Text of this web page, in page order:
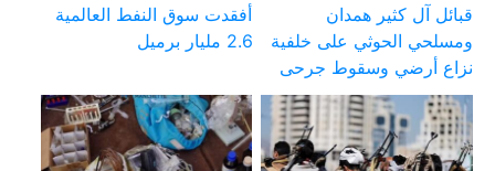
قبائل آل كثير همدان
ومسلحي الحوثي على خلفية
نزاع أرضي وسقوط جرحى
أفقدت سوق النفط العالمية
2.6 مليار برميل